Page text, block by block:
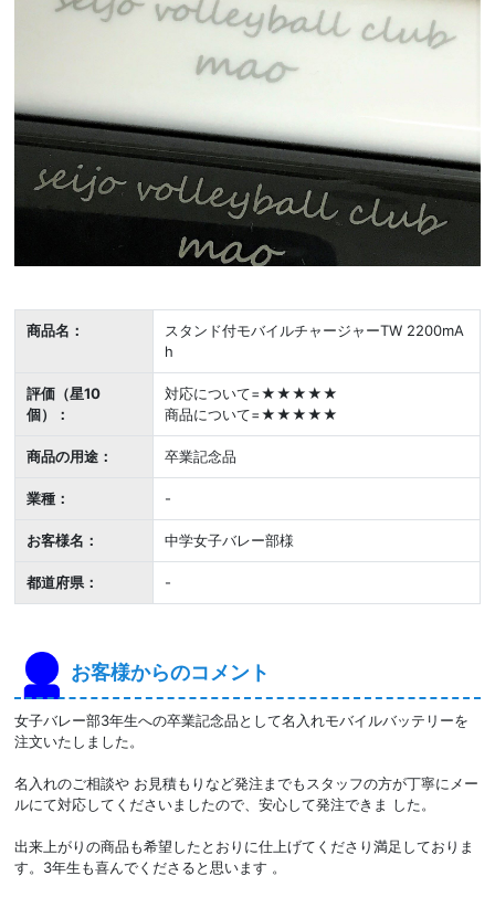
商品名：
スタンド付モバイルチャージャーTW 2200mA
h
評価（星10
個）：
対応について=★★★★★
商品について=★★★★★
商品の用途： 卒業記念品
業種： -
お客様名： 中学女子バレー部様
都道府県： -
お客様からのコメント
女子バレー部3年生への卒業記念品として名入れモバイルバッテリーを
注文いたしました。
名入れのご相談や お見積もりなど発注までもスタッフの方が丁寧にメー
ルにて対応してくださいましたので、安心して発注できま した。
出来上がりの商品も希望したとおりに仕上げてくださり満足しておりま
す。3年生も喜んでくださると思います 。